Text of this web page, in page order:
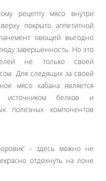
рецепту мясо внутри
покрыто аппетитной
овощей выгодно
завершенность. Но это
не только своей
Для следящих за своей
мясо кабана является
источником белков и
полезных компонентов
– здесь можно не
отдохнуть на лоне